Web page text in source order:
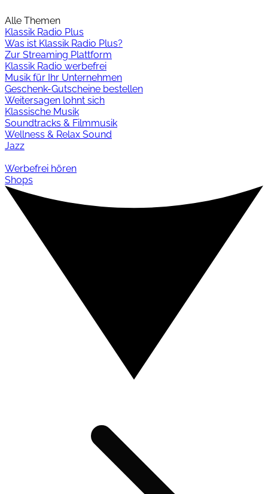
Alle Themen
Klassik Radio Plus
Was ist Klassik Radio Plus?
Zur Streaming Plattform
Klassik Radio werbefrei
Musik für Ihr Unternehmen
Geschenk-Gutscheine bestellen
Weitersagen lohnt sich
Klassische Musik
Soundtracks & Filmmusik
Wellness & Relax Sound
Jazz
Werbefrei hören
Shops